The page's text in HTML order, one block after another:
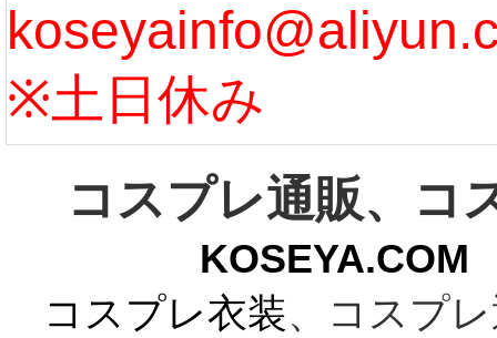
う...
※土日休み
コスプレ通販、コ
コスプレ衣装、コスプ